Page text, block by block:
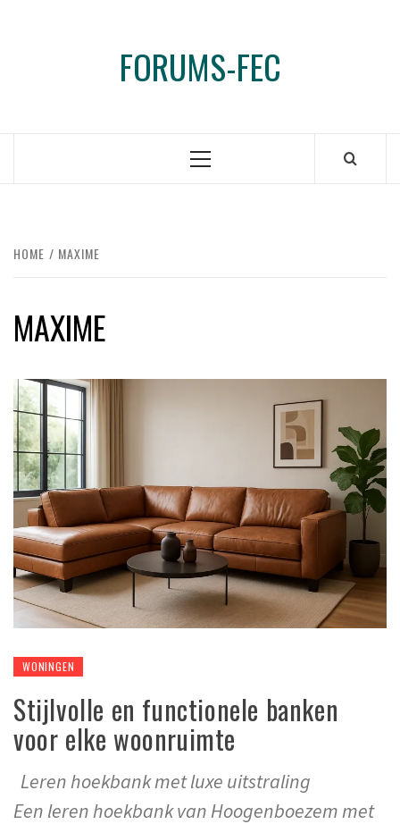
FORUMS-FEC
Primair
HOME MAXIME
MAXIME
WONINGEN
Stijlvolle en functionele banken
voor elke woonruimte
Leren hoekbank met luxe uitstraling
Een leren hoekbank van Hoogenboezem met